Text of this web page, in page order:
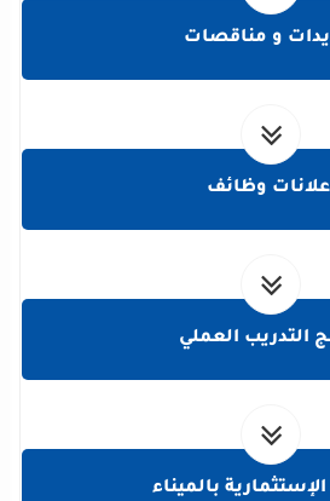
و مناقصات
وظائف
التدريب العملي
بالميناء